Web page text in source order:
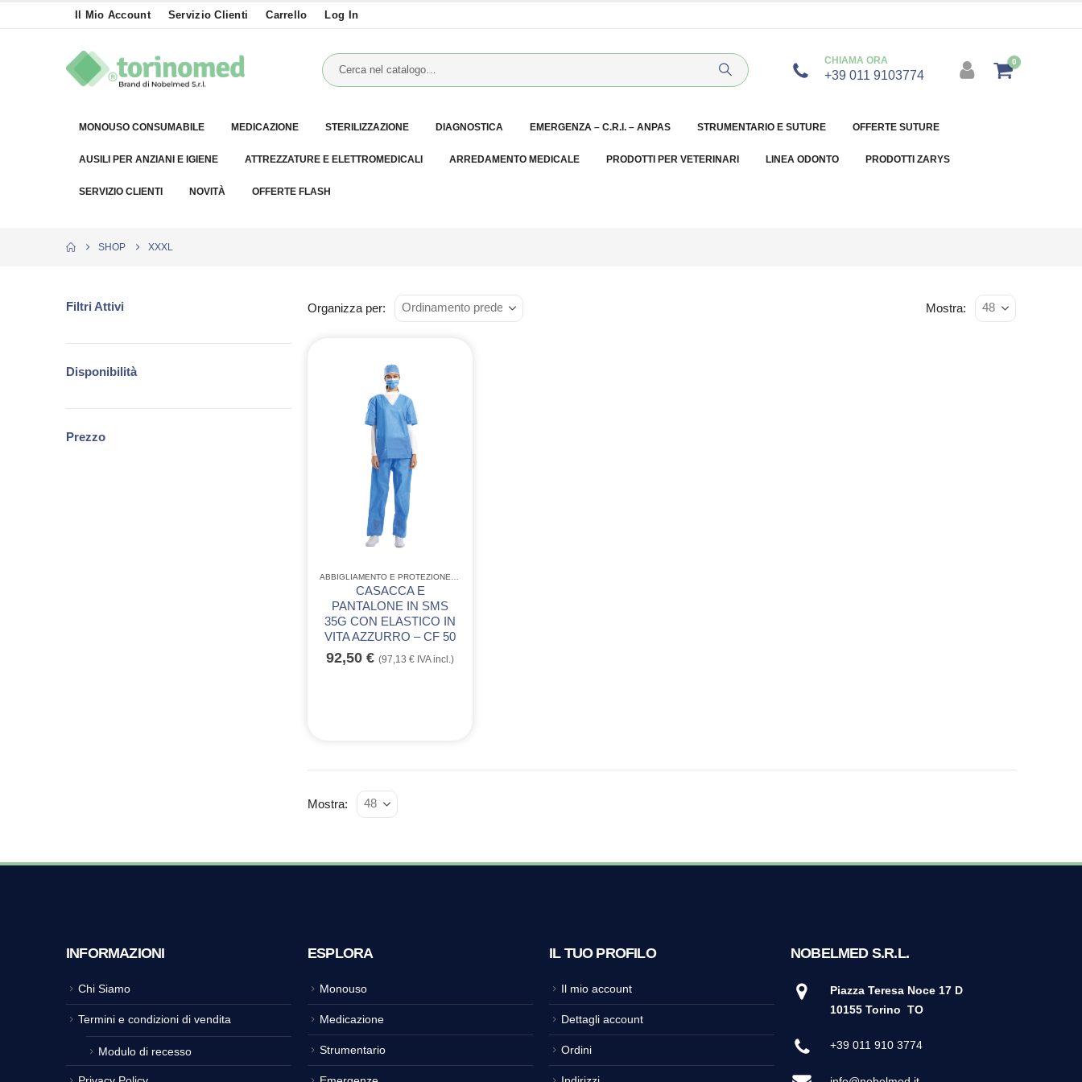
Il Mio Account Servizio Clienti Carrello Log In
CHIAMA ORA
+39 011 9103774
0
MONOUSO CONSUMABILE MEDICAZIONE STERILIZZAZIONE DIAGNOSTICA EMERGENZA – C.R.I. – ANPAS STRUMENTARIO E SUTURE OFFERTE SUTURE
AUSILI PER ANZIANI E IGIENE ATTREZZATURE E ELETTROMEDICALI ARREDAMENTO MEDICALE PRODOTTI PER VETERINARI LINEA ODONTO PRODOTTI ZARYS
SERVIZIO CLIENTI NOVITÀ OFFERTE FLASH
SHOP XXXL
Organizza per: Mostra:
CASACCA E
PANTALONE IN SMS
35G CON ELASTICO IN
VITA AZZURRO – CF 50
92,50 € (97,13 € IVA incl.)
Mostra:
Filtri Attivi
Disponibilità
Prezzo
INFORMAZIONI
Chi Siamo
Termini e condizioni di vendita
Modulo di recesso
ESPLORA
Monouso
Medicazione
Strumentario
IL TUO PROFILO
Il mio account
Dettagli account
Ordini
NOBELMED S.R.L.
Piazza Teresa Noce 17 D
10155 Torino TO
+39 011 910 3774